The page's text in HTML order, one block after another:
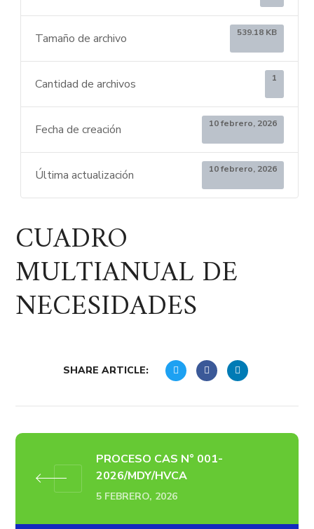
Tamaño de archivo 539.18 KB
Cantidad de archivos 1
Fecha de creación 10 febrero, 2026
Última actualización 10 febrero, 2026
CUADRO
MULTIANUAL DE
NECESIDADES
SHARE ARTICLE:
PROCESO CAS N° 001-
2026/MDY/HVCA
5 FEBRERO, 2026